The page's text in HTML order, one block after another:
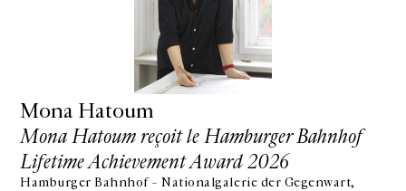
Mona Hatoum
Mona Hatoum reçoit le Hamburger Bahnhof
Lifetime Achievement Award 2026
Hamburger Bahnhof – Nationalgalerie der Gegenwart,